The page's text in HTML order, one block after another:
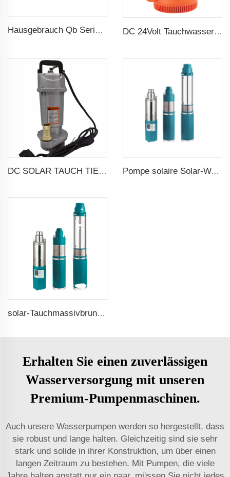
Hausgebrauch Qb Serie Randpumpe 0.37kw 0.5ps Qb60 Elektrische Wirbelpumpe Preis DC 24Volt Tauchwasserpumpe
DC SOLAR TAUCH TIEFENBRUNNENWASSERPUMP Pompe solaire Solar-Wasserpumpe
solar-Tauchmassivbrunnenpumpen
Erhalten Sie einen zuverlässigen
Wasserversorgung mit unseren
Premium-Pumpenmaschinen.
Auch unsere Wasserpumpen werden so hergestellt, dass
sie robust und lange halten. Gleichzeitig sind sie sehr
stark und solide in ihrer Konstruktion, um über einen
langen Zeitraum zu bestehen. Mit Pumpen, die viele